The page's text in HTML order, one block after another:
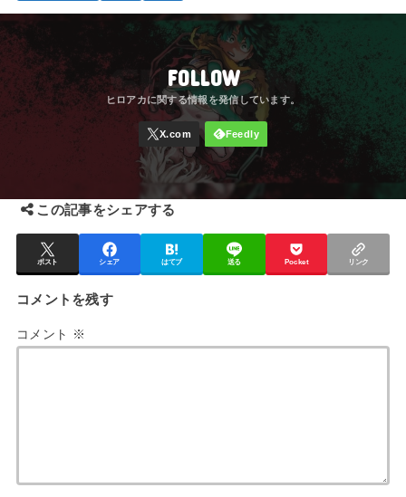
FOLLOW
この記事をシェアする
ポスト シェア はてブ 送る Pocket リンク
コメントを残す
コメント ※